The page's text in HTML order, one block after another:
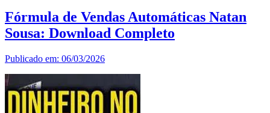
Fórmula de Vendas Automáticas Natan
Sousa: Download Completo
Publicado em: 06/03/2026